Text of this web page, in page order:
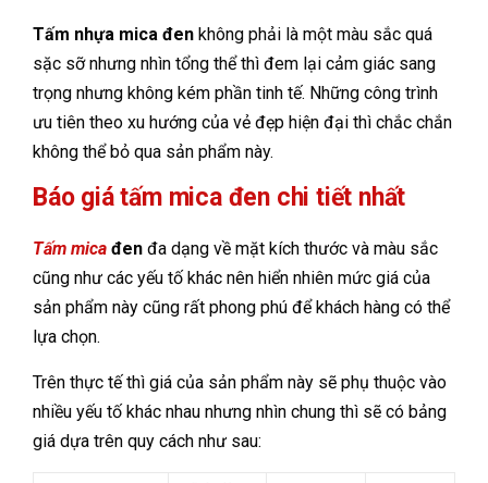
Tấm nhựa mica đen không phải là một màu sắc quá
sặc sỡ nhưng nhìn tổng thể thì đem lại cảm giác sang
trọng nhưng không kém phần tinh tế. Những công trình
ưu tiên theo xu hướng của vẻ đẹp hiện đại thì chắc chắn
không thể bỏ qua sản phẩm này.
Báo giá tấm mica đen chi tiết nhất
Tấm mica đen đa dạng về mặt kích thước và màu sắc
cũng như các yếu tố khác nên hiển nhiên mức giá của
sản phẩm này cũng rất phong phú để khách hàng có thể
lựa chọn.
Trên thực tế thì giá của sản phẩm này sẽ phụ thuộc vào
nhiều yếu tố khác nhau nhưng nhìn chung thì sẽ có bảng
giá dựa trên quy cách như sau: